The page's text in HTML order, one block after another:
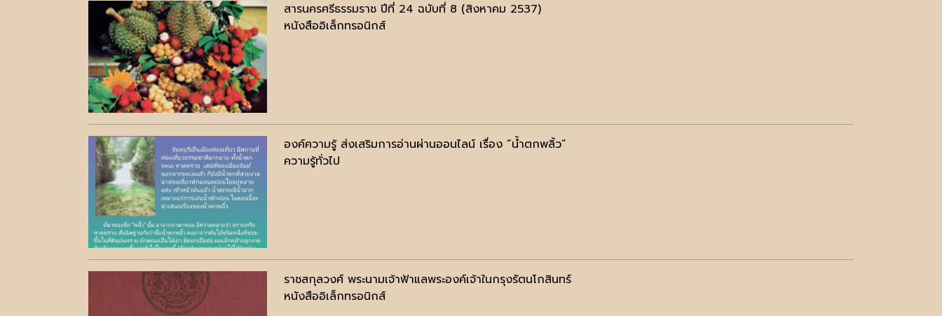
สารนครศรีธรรมราช ปีที่ 24 ฉบับที่ 8 (สิงหาคม 2537)
หนังสืออิเล็กทรอนิกส์
องค์ความรู้ ส่งเสริมการอ่านผ่านออนไลน์ เรื่อง “น้ำตกพลิ้ว”
ความรู้ทั่วไป
ราชสกุลวงศ์ พระนามเจ้าฟ้าแลพระองค์เจ้าในกรุงรัตนโกสินทร์
หนังสืออิเล็กทรอนิกส์